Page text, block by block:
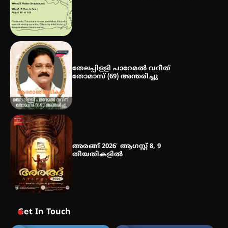
തേലപ്പിളളി പാറേമൽ വറീത്
തോമാസ് (69) അന്തരിച്ചു
അരങ്ങ് 2026′ ആഗസ്റ്റ് 8, 9
തീയതികളിൽ
Get In Touch